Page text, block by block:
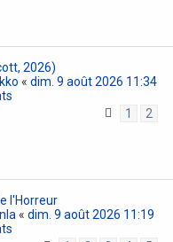
2026)
« dim. 9 août 2026 11:34
1
2
l'Horreur
« dim. 9 août 2026 11:19